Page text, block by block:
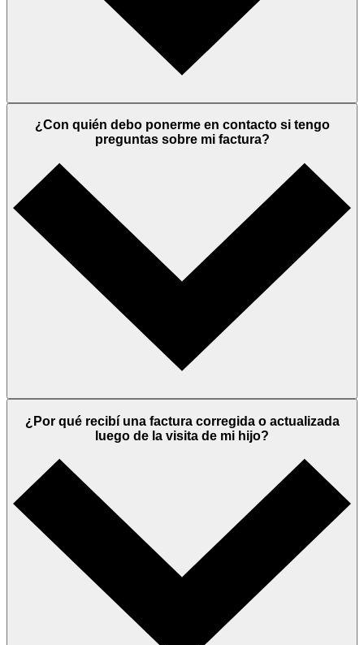
¿Con quién debo ponerme en contacto si tengo
preguntas sobre mi factura?
¿Por qué recibí una factura corregida o actualizada
luego de la visita de mi hijo?